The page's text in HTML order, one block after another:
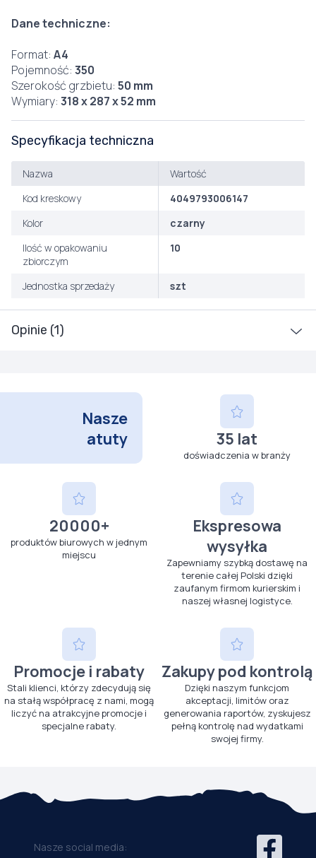
Opinie (1)
Dane techniczne:
Format: A4
Pojemność: 350
Szerokość grzbietu: 50 mm
Wymiary: 318 x 287 x 52 mm
Specyfikacja techniczna
Nazwa
Wartość
Kod kreskowy
4049793006147
Kolor
czarny
Ilość w opakowaniu
zbiorczym
10
Jednostka sprzedaży szt
Nasze
atuty
35 lat
doświadczenia w branży
20000+
produktów biurowych w jednym
miejscu
Ekspresowa
wysyłka
Zapewniamy szybką dostawę na
terenie całej Polski dzięki
zaufanym firmom kurierskim i
naszej własnej logistyce.
Promocje i rabaty
Stali klienci, którzy zdecydują się
na stałą współpracę z nami, mogą
liczyć na atrakcyjne promocje i
specjalne rabaty.
Zakupy pod kontrolą
Dzięki naszym funkcjom
akceptacji, limitów oraz
generowania raportów, zyskujesz
pełną kontrolę nad wydatkami
swojej firmy.
Nasze social media: